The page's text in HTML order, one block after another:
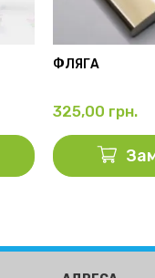
ФЛЯГА
325,00 грн.